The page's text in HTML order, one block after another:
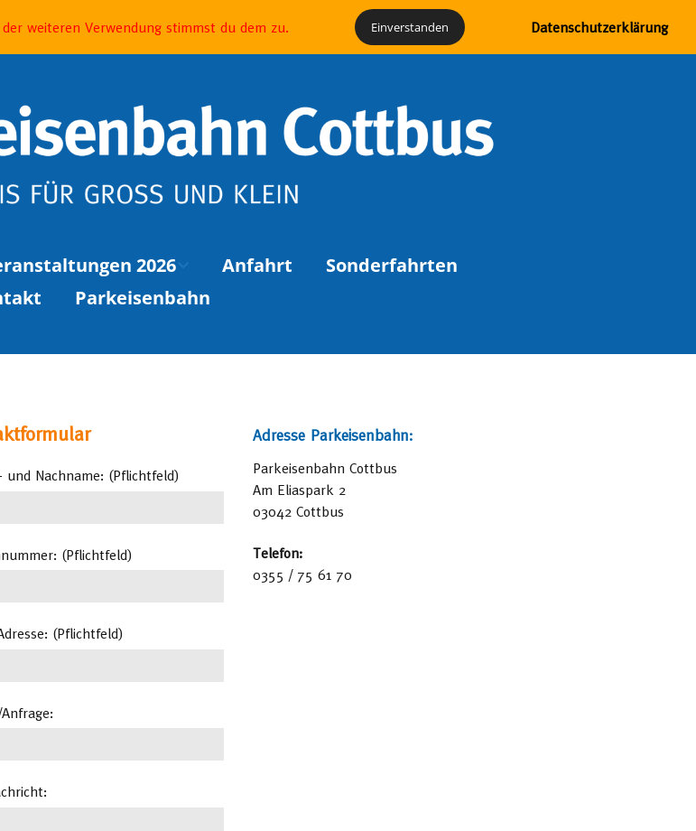
Geschichte Förderverein
2026
» Elbenwald Lichterfahren
zum Tierpark
Anfahrt
Sonderfahrten
Parkeisenbahn
und Nachname: (Pflichtfeld)
(Pflichtfeld)
(Pflichtfeld)
Adresse Parkeisenbahn:
Parkeisenbahn Cottbus
Am Eliaspark 2
03042 Cottbus
Telefon:
0355 / 75 61 70
weiteren Verwendung stimmst du dem zu. Einverstanden Datenschutzerklärung